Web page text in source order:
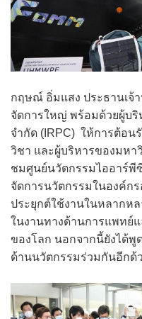
กฤษณ์ อิ่มแสง ประธานเจ้
จัดการใหญ่ พร้อมด้วยผู้บ
จำกัด (IRPC) ให้การต้อ
วิชา และผู้บริหารของมหา
ชมศูนย์นวัตกรรมไออาร์พี
จัดการนวัตกรรมในองค์ก
ประยุกต์ใช้งานในหลากห
ในงานทางด้านการแพทย์
ของโลก นอกจากนี้ยังได้พู
ด้านนวัตกรรมร่วมกันอีกด้